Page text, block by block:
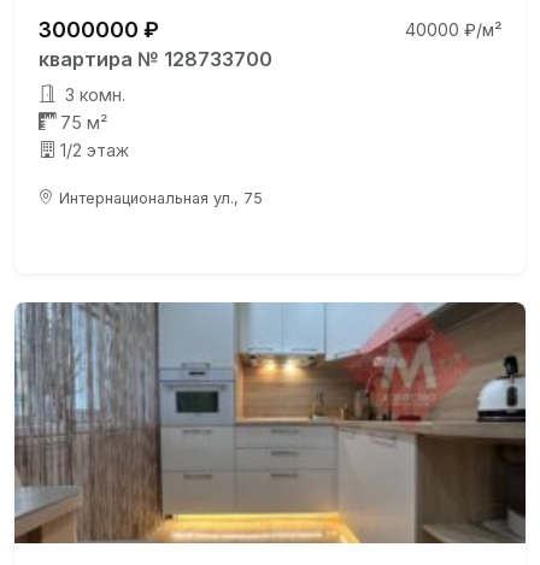
3000000 ₽ 40000 ₽/м²
квартира № 128733700
3 комн.
75 м²
1/2 этаж
Интернациональная ул., 75